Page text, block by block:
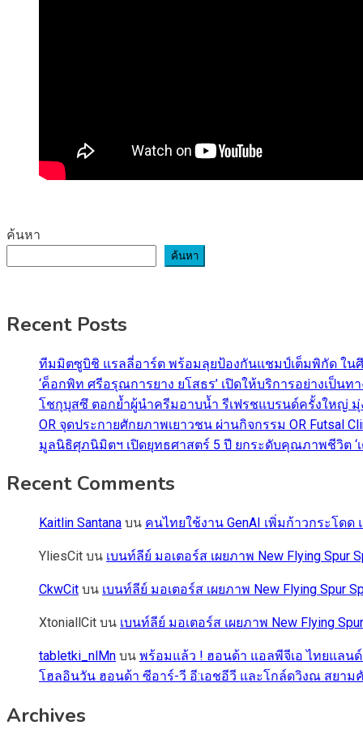
ค้นหา
ค้นหา
Recent Posts
ทีมมิตซูบิชิ แรลลี่อาร์ต พร้อมลุยป้องกันแชมป์เต็มพิกัด ใน
‘ค็อกพิท ศรีอรุณการยาง ยโสธร’ เปิดให้บริการอย่างเป็น
โชกุบุสซึ ตอกย้ำผู้นำครีมอาบน้ำ รีเฟรชแบรนด์ครั้งใหญ่ มุ่
OR จุดประกายศักยภาพเยาวชน ผ่านกิจกรรม OR Futsal
มูลนิธิศุภนิมิตฯ เปิดยุทธศาสตร์ 5 ปี ยกระดับคุณภาพชีวิต
Recent Comments
Kaitlin Santana บน คนไทยใช้งาน GenAI เพิ่มก้าวกระโด
YliesCit บน เบนท์ลีย์ มอเตอร์ส เผยภาพ New Flying
CkwCit บน เบนท์ลีย์ มอเตอร์ส เผยภาพ New Flying Spur
XtoniallCit บน เบนท์ลีย์ มอเตอร์ส เผยภาพ New Flying
tabletki_nlMn บน พร้อมแล้ว ! ฮอนด้า แอลพีจีเอ ไทยแลนด์
โฮลอินวัน ฮอนด้า ซีอาร์-วี อี:เอชอีวี และโกล์ดวิงณ สยา
Archives